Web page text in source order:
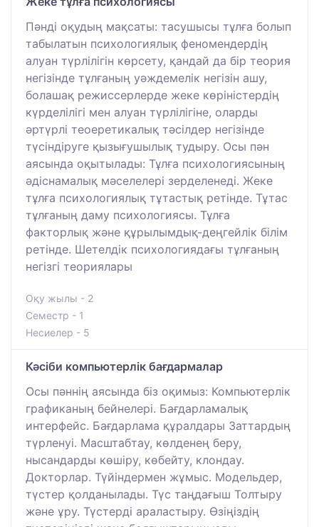
Пәнді оқудың мақсаты: тасушысы тұлға болып
табылатын психологиялық феномендердің
алуан түрлілігін көрсету, қандай да бір теория
негізінде тұлғаның уәждемелік негізін ашу,
болашақ режиссерлерде жеке көріністердің
күрделілігі мен алуан түрлілігіне, оларды
әртүрлі теоеретикалық тәсілдер негізінде
түсіндіруге қызығушылық тудыру. Осы пән
аясында оқытылады: Тұлға психологиясының
әдіснамалық мәселелері зерделенеді. Жеке
тұлға психологиялық тұтастық ретінде. Тұтас
тұлғаның даму психологиясы. Тұлға
факторлық және құрылымдық-деңгейлік білім
ретінде. Шетелдік психологиядағы тұлғаның
негізгі теориялары
Оқу жылы - 2
Семестр - 1
Несиелер - 5
Кәсіби компьютерлік бағдармалар
Осы пәннің аясында біз оқимыз: Компьютерлік
графиканың бейнелері. Бағдарламалық
интерфейс. Бағдарлама құралдары Заттардың
түрленуі. Масштабтау, көлденең беру,
нысандарды көшіру, көбейту, клондау.
Докторлар. Түйіндермен жұмыс. Модельдер,
түстер қолданылады. Түс таңдағыш Толтыру
және ұру. Түстерді араластыру. Өзіңіздің